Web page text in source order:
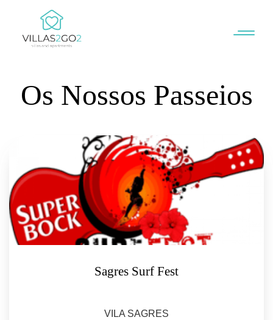
Os Nossos Passeios
Sagres Surf Fest
VILA SAGRES